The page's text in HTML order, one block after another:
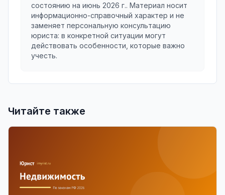
состоянию на июнь 2026 г.. Материал носит
информационно-справочный характер и не
заменяет персональную консультацию
юриста: в конкретной ситуации могут
действовать особенности, которые важно
учесть.
Читайте также